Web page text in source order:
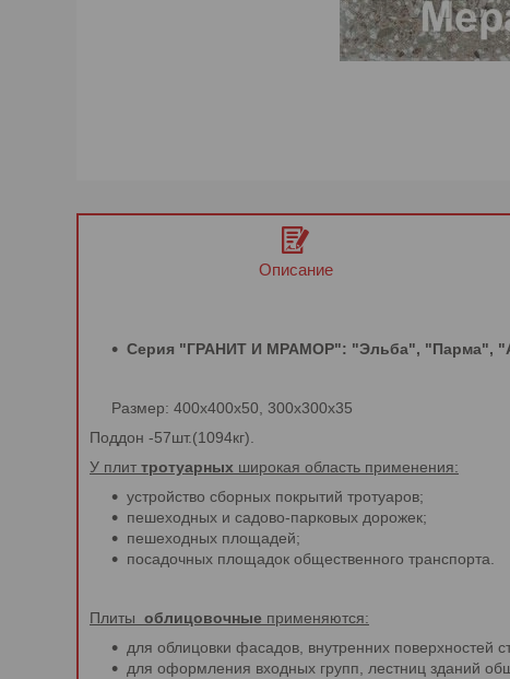
Описание
Серия "ГРАНИТ И МРАМОР": "Эльба", "Парма",
Размер: 400х400х50, 300х300х35
Поддон -57шт.(1094кг).
У плит тротуарных широкая область применения:
устройство сборных покрытий тротуаров;
пешеходных и садово-парковых дорожек;
пешеходных площадей;
посадочных площадок общественного транспорта.
Плиты облицовочные применяются:
для облицовки фасадов, внутренних поверхностей
для оформления входных групп, лестниц зданий